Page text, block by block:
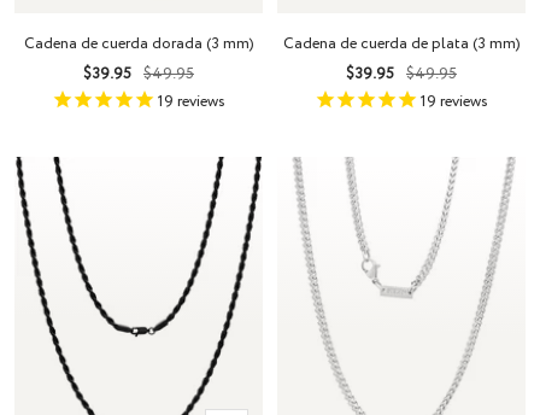
Cadena de cuerda dorada (3 mm)
Precio
de
$39.95 Precio
normal
$49.95
19 reviews
Cadena de cuerda de plata (3 mm)
Precio
de
$39.95 Precio
normal
$49.95
19 reviews